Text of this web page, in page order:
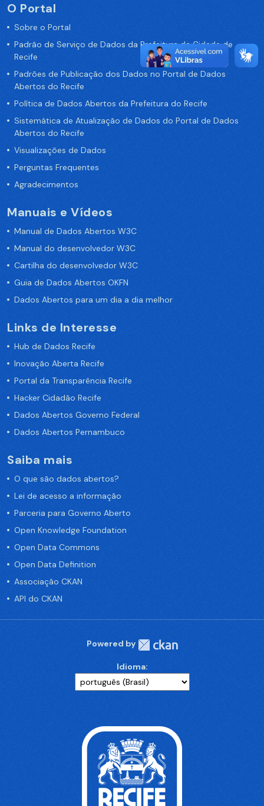
O Portal
Sobre o Portal
Padrão de Serviço de Dados da Prefeitura da Cidade de
Recife
Padrões de Publicação dos Dados no Portal de Dados
Abertos do Recife
Política de Dados Abertos da Prefeitura do Recife
Sistemática de Atualização de Dados do Portal de Dados
Abertos do Recife
Visualizações de Dados
Perguntas Frequentes
Agradecimentos
Manuais e Vídeos
Manual de Dados Abertos W3C
Manual do desenvolvedor W3C
Cartilha do desenvolvedor W3C
Guia de Dados Abertos OKFN
Dados Abertos para um dia a dia melhor
Links de Interesse
Hub de Dados Recife
Inovação Aberta Recife
Portal da Transparência Recife
Hacker Cidadão Recife
Dados Abertos Governo Federal
Dados Abertos Pernambuco
Saiba mais
O que são dados abertos?
Lei de acesso a informação
Parceria para Governo Aberto
Open Knowledge Foundation
Open Data Commons
Open Data Definition
Associação CKAN
API do CKAN
Powered by
Idioma